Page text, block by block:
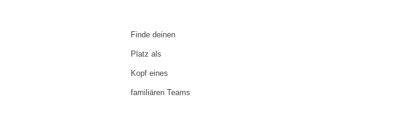
Finde deinen
Platz als
Kopf eines
familiären Teams